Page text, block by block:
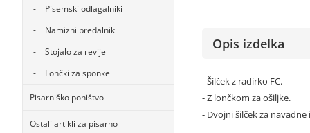
Pisemski odlagalniki
Namizni predalniki
Stojalo za revije
Lončki za sponke
Pisarniško pohištvo
Ostali artikli za pisarno
Opis izdelka
- Šilček z radirko FC.
- Z lončkom za ošiljke.
- Dvojni šilček za